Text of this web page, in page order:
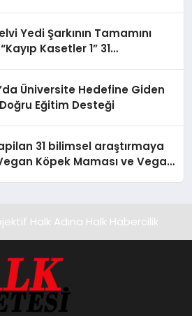
Yedi Şarkının Tamamını
Kasetler 1” 31
Üniversite Hedefine Giden
Eğitim Desteği
31 bilimsel araştırmaya
Köpek Maması ve Vegan
Halk Adına Halk Habercilik